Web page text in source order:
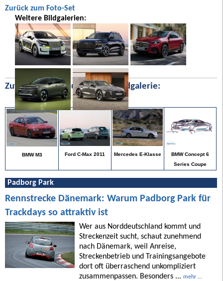
Zurück zum Foto-Set
Weitere Bildgalerien:
Zufällige Bilder aus unserer Bildgalerie:
BMW M3 Ford C-Max 2011 Mercedes E-Klasse
BMW Concept 6
Series Coupe
Padborg Park
Rennstrecke Dänemark: Warum Padborg Park für
Trackdays so attraktiv ist
Wer aus Norddeutschland kommt und
Streckenzeit sucht, schaut zunehmend
nach Dänemark, weil Anreise,
Streckenbetrieb und Trainingsangebote
dort oft überraschend unkompliziert
zusammenpassen. Besonders ... mehr ...